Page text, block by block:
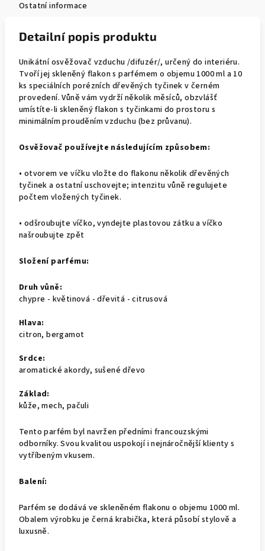
Ostatní informace
Detailní popis produktu
Unikátní osvěžovač vzduchu /difuzér/, určený do interiéru.
Tvoří jej skleněný flakon s parfémem o objemu 1000 ml a 10
ks speciálních porézních dřevěných tyčinek v černém
provedení. Vůně vám vydrží několik měsíců, obzvlášť
umístíte-li skleněný flakon s tyčinkami do prostoru s
minimálním prouděním vzduchu (bez průvanu).
Osvěžovač používejte následujícím způsobem:
• otvorem ve víčku vložte do flakonu několik dřevěných
tyčinek a ostatní uschovejte; intenzitu vůně regulujete
počtem vložených tyčinek.
• odšroubujte víčko, vyndejte plastovou zátku a víčko
našroubujte zpět
Složení parfému:
Druh vůně:
chypre - květinová - dřevitá - citrusová
Hlava:
citron, bergamot
Srdce:
aromatické akordy, sušené dřevo
Základ:
kůže, mech, pačuli
Tento parfém byl navržen předními francouzskými
odborníky. Svou kvalitou uspokojí i nejnáročnější klienty s
vytříbeným vkusem.
Balení:
Parfém se dodává ve skleněném flakonu o objemu 1000 ml.
Obalem výrobku je černá krabička, která působí stylově a
luxusně.